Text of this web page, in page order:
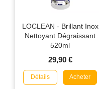
LOCLEAN - Brillant Inox
Nettoyant Dégraissant
520ml
29,90 €
Détails Acheter